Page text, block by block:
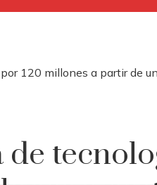
120 millones a partir de